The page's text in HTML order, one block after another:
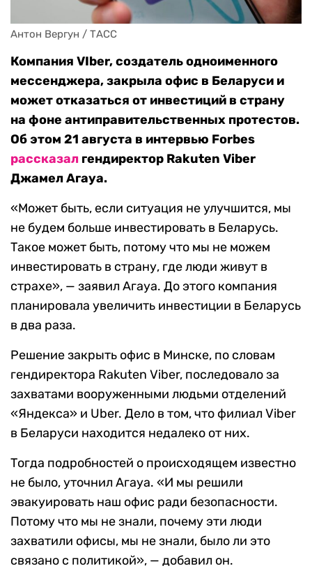
Антон Вергун / ТАСС
Компания VIber, создатель одноименного
мессенджера, закрыла офис в Беларуси и
может отказаться от инвестиций в страну
на фоне антиправительственных протестов.
Об этом 21 августа в интервью Forbes
рассказал гендиректор Rakuten Viber
Джамел Агауа.
«Может быть, если ситуация не улучшится, мы
не будем больше инвестировать в Беларусь.
Такое может быть, потому что мы не можем
инвестировать в страну, где люди живут в
страхе», — заявил Агауа. До этого компания
планировала увеличить инвестиции в Беларусь
в два раза.
Решение закрыть офис в Минске, по словам
гендиректора Rakuten Viber, последовало за
захватами вооруженными людьми отделений
«Яндекса» и Uber. Дело в том, что филиал Viber
в Беларуси находится недалеко от них.
Тогда подробностей о происходящем известно
не было, уточнил Агауа. «И мы решили
эвакуировать наш офис ради безопасности.
Потому что мы не знали, почему эти люди
захватили офисы, мы не знали, было ли это
связано с политикой», — добавил он.